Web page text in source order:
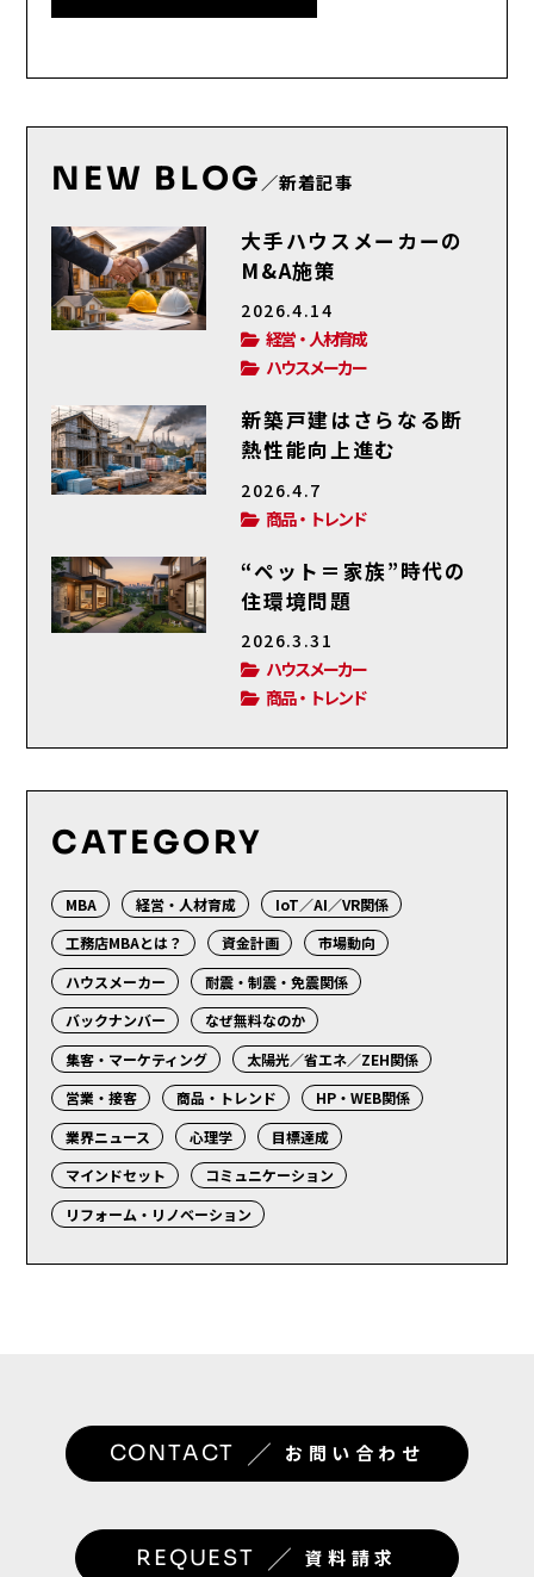
NEW BLOG ／新着記事
大手ハウスメーカーの
M&A施策
2026.4.14
経営・人材育成
ハウスメーカー
新築戸建はさらなる断
熱性能向上進む
2026.4.7
商品・トレンド
“ペット＝家族”時代の
住環境問題
2026.3.31
ハウスメーカー
商品・トレンド
CATEGORY
MBA 経営・人材育成
IoT／AI／VR関係
工務店MBAとは？
資金計画
市場動向
ハウスメーカー
耐震・制震・免震関係
バックナンバー
なぜ無料なのか
集客・マーケティング
太陽光／省エネ／ZEH関係
営業・接客
商品・トレンド
HP・WEB関係
業界ニュース
心理学
目標達成
マインドセット
コミュニケーション
リフォーム・リノベーション
CONTACT ／ お問い合わせ
REQUEST ／ 資料請求